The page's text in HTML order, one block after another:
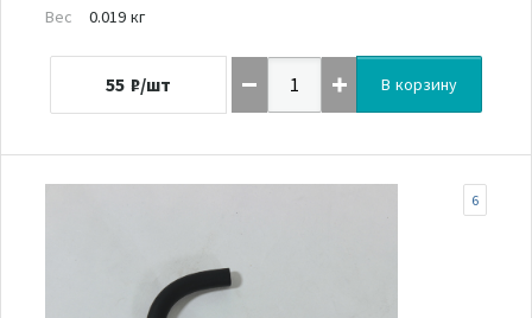
Вес
0.019 кг
55 ₽/шт В корзину
6